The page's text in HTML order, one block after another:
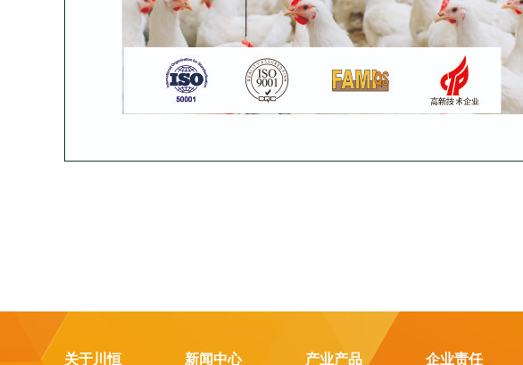
关于川恒 新闻中心 产业产品 企业责任